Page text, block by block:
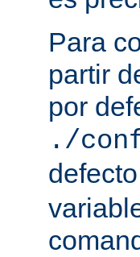
Para
partir
por
./